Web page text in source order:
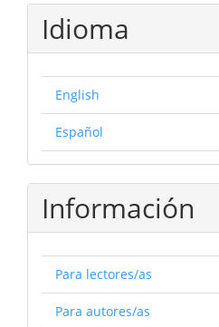
Idioma
English
Español
Información
Para lectores/as
Para autores/as